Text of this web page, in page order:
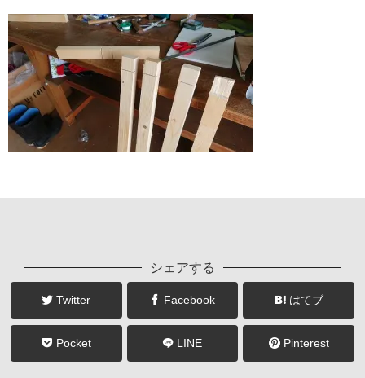
シェアする
Twitter Facebook はてブ
Pocket LINE Pinterest